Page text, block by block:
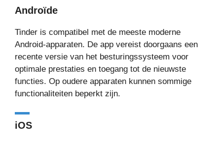
Androïde
Tinder is compatibel met de meeste moderne
Android-apparaten. De app vereist doorgaans een
recente versie van het besturingssysteem voor
optimale prestaties en toegang tot de nieuwste
functies. Op oudere apparaten kunnen sommige
functionaliteiten beperkt zijn.
iOS